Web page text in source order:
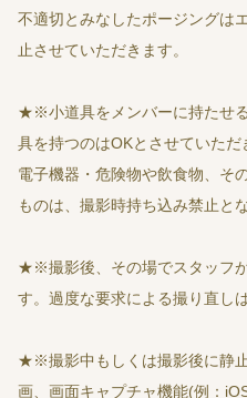
不適切とみなしたポージングは
止させていただきます。
★※小道具をメンバーに持たせ
具を持つのはOKとさせていた
電子機器・危険物や飲食物、そ
ものは、撮影時持ち込み禁止と
★※撮影後、その場でスタッフ
す。過度な要求による撮り直し
★※撮影中もしくは撮影後に静
画、画面キャプチャ機能(例：